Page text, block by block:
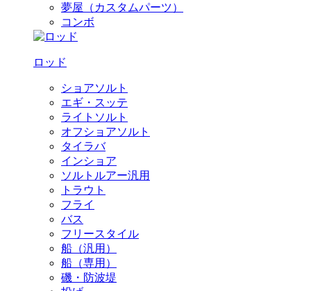
夢屋（カスタムパーツ）
コンボ
ロッド
ショアソルト
エギ・スッテ
ライトソルト
オフショアソルト
タイラバ
インショア
ソルトルアー汎用
トラウト
フライ
バス
フリースタイル
船（汎用）
船（専用）
磯・防波堤